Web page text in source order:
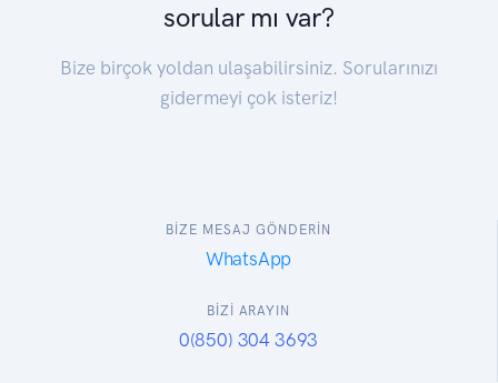
sorular mı var?
Bize birçok yoldan ulaşabilirsiniz. Sorularınızı
gidermeyi çok isteriz!
BİZE MESAJ GÖNDERİN
WhatsApp
BİZİ ARAYIN
0(850) 304 3693